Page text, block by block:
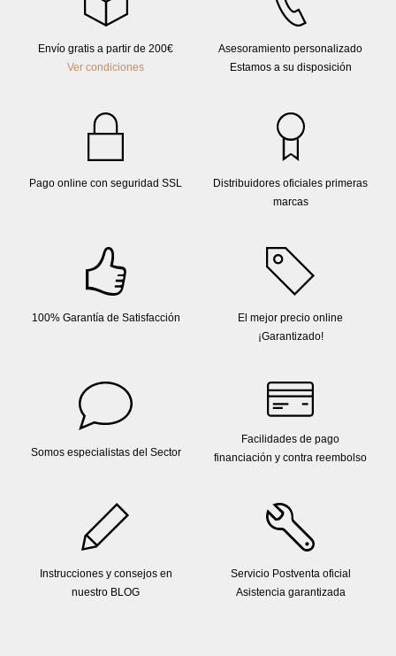
Envío gratis a partir de 200€
Ver condiciones
Asesoramiento personalizado
Estamos a su disposición
Pago online con seguridad SSL
Distribuidores oficiales primeras
marcas
100% Garantía de Satisfacción
El mejor precio online
¡Garantizado!
Somos especialistas del Sector
Facilidades de pago
financiación y contra reembolso
Instrucciones y consejos en
nuestro BLOG
Servicio Postventa oficial
Asistencia garantizada